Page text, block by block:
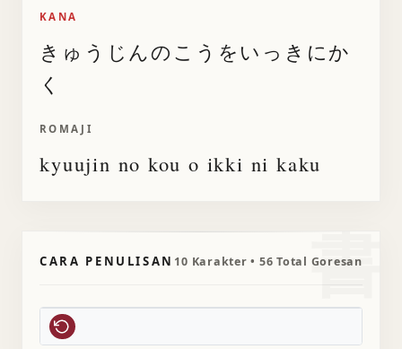
KANA
きゅうじんのこうをいっきにか
く
ROMAJI
kyuujin no kou o ikki ni kaku
書
CARA PENULISAN 10 Karakter • 56 Total Goresan